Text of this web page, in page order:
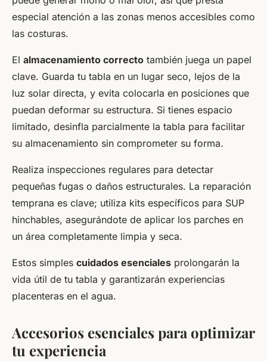
especial atención a las zonas menos accesibles como
las costuras.
El almacenamiento correcto también juega un papel
clave. Guarda tu tabla en un lugar seco, lejos de la
luz solar directa, y evita colocarla en posiciones que
puedan deformar su estructura. Si tienes espacio
limitado, desinfla parcialmente la tabla para facilitar
su almacenamiento sin comprometer su forma.
Realiza inspecciones regulares para detectar
pequeñas fugas o daños estructurales. La reparación
temprana es clave; utiliza kits específicos para SUP
hinchables, asegurándote de aplicar los parches en
un área completamente limpia y seca.
Estos simples cuidados esenciales prolongarán la
vida útil de tu tabla y garantizarán experiencias
placenteras en el agua.
Accesorios esenciales para optimizar
tu experiencia